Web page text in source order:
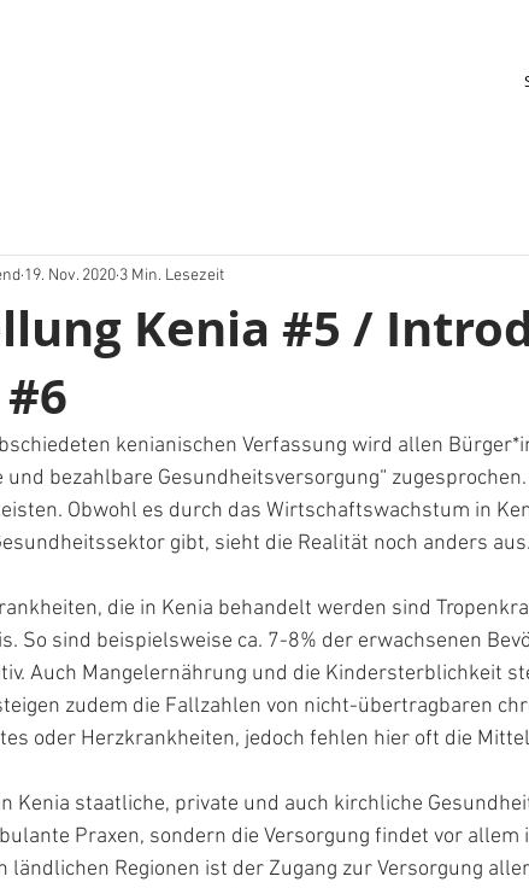
Kenia #5 /
19. Nov. 2020 3 Min. Lesezeit
kenianischen Verfassung wird allen
und bezahlbare Gesundheitsversorgung“
Obwohl es durch das Wirtschaftswachstum in
gibt, sieht die Realität noch anders aus.
die in Kenia behandelt werden sind
So sind beispielsweise ca. 7-8% der erwachsenen
Auch Mangelernährung und die Kindersterblichkeit
zudem die Fallzahlen von nicht-übertragbaren
oder Herzkrankheiten, jedoch fehlen hier oft die
Kenia staatliche, private und auch kirchliche
Praxen, sondern die Versorgung findet vor allem
ländlichen Regionen ist der Zugang zur Versorgung